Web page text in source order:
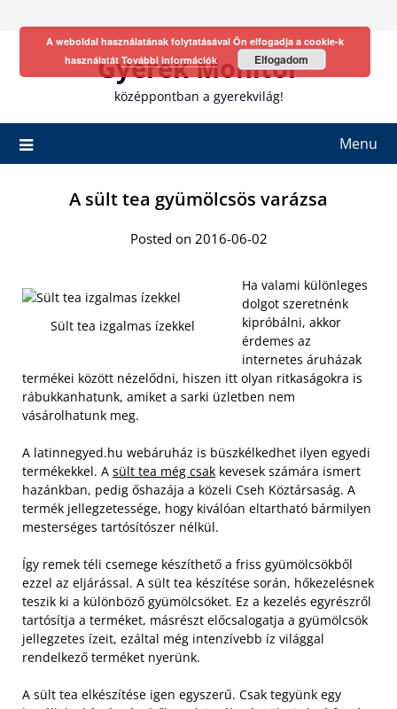
Gyerek Monitor
középpontban a gyerekvilág!
Menu
A sült tea gyümölcsös varázsa
Posted on 2016-06-02
Sült tea izgalmas ízekkel
Ha valami különleges
dolgot szeretnénk
kipróbálni, akkor
érdemes az
internetes áruházak
termékei között nézelődni, hiszen itt olyan ritkaságokra is
rábukkanhatunk, amiket a sarki üzletben nem
vásárolhatunk meg.
A latinnegyed.hu webáruház is büszkélkedhet ilyen egyedi
termékekkel. A sült tea még csak kevesek számára ismert
hazánkban, pedig őshazája a közeli Cseh Köztársaság. A
termék jellegzetessége, hogy kiválóan eltartható bármilyen
mesterséges tartósítószer nélkül.
Így remek téli csemege készíthető a friss gyümölcsökből
ezzel az eljárással. A sült tea készítése során, hőkezelésnek
teszik ki a különböző gyümölcsöket. Ez a kezelés egyrészről
tartósítja a terméket, másrészt előcsalogatja a gyümölcsök
jellegzetes ízeit, ezáltal még intenzívebb íz világgal
rendelkező terméket nyerünk.
A sült tea elkészítése igen egyszerű. Csak tegyünk egy
A weboldal használatának folytatásával Ön elfogadja a cookie-k
használatát További információk Elfogadom